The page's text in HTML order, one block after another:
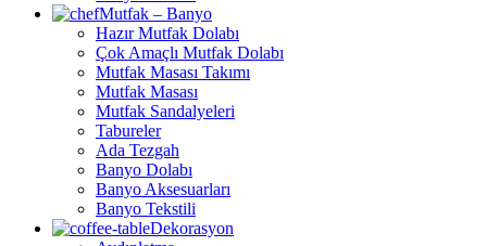
Mutfak – Banyo
Hazır Mutfak Dolabı
Çok Amaçlı Mutfak Dolabı
Mutfak Masası Takımı
Mutfak Masası
Mutfak Sandalyeleri
Tabureler
Ada Tezgah
Banyo Dolabı
Banyo Aksesuarları
Banyo Tekstili
Dekorasyon